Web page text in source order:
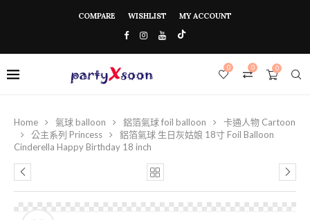
COMPARE WISHLIST MY ACCOUNT
0
0
0
Home 氣球 balloon 鋁箔氣球 foil balloon
卡通人物 Cartoon
公主系列 Princess
鋁箔氣球 生日灰姑娘 18寸 Foil Balloon
Cinderella Happy Birthday 18 inch